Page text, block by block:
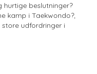
beslutninger?
kamp i Taekwondo?,
udfordringer i